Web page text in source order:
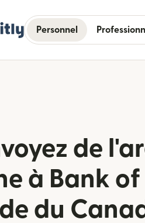
Personnel
de
à Bank
du